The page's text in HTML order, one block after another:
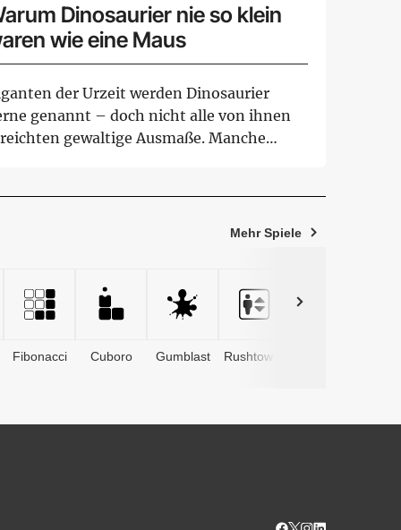
Dinosaurier nie so klein
wie eine Maus
der Urzeit werden Dinosaurier
genannt – doch nicht alle von ihnen
gewaltige Ausmaße. Manche
Mehr Spiele
Fibonacci Cuboro Gumblast Rushtower